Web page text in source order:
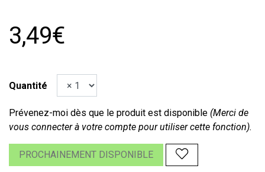
3,49€
Quantité
Prévenez-moi dès que le produit est disponible (Merci de
vous connecter à votre compte pour utiliser cette fonction).
PROCHAINEMENT DISPONIBLE